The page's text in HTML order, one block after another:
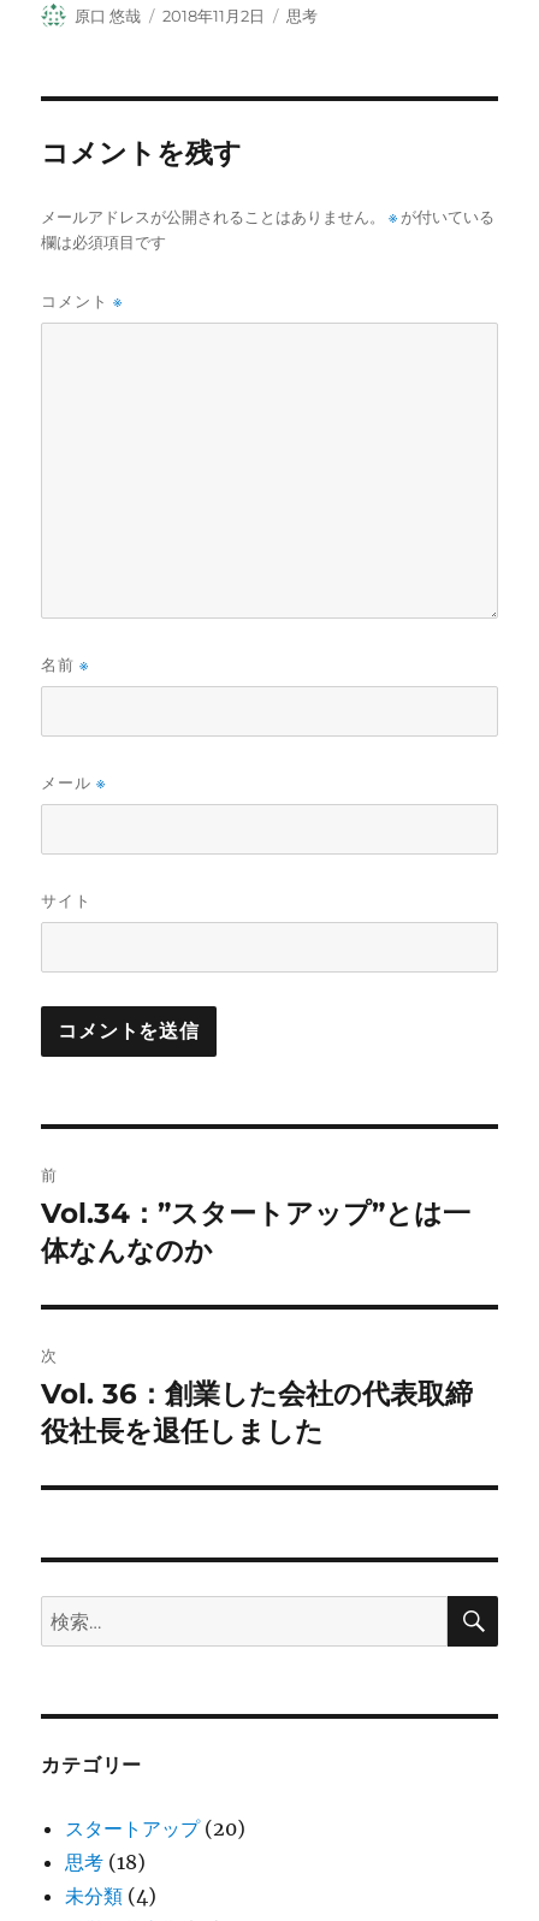
投
原口 悠哉
投
2018年11月2日
カ
思考
コメントを残す
メールアドレスが公開されることはありません。 ※ が付いている
欄は必須項目です
コメント※
名前※
メール※
サイト
稿
ナ
ビ
ゲ
ー
シ
ン
前
前
の
稿:
Vol.34：”スタートアップ”とは一
体なんなのか
次
次
の
稿:
Vol. 36：創業した会社の代表取締
役社長を退任しました
検
索:
検
カテゴリー
スタートアップ(20)
思考 (18)
未分類 (4)